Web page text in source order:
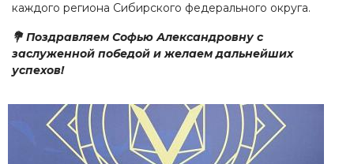
каждого региона Сибирского федерального округа.
💐 Поздравляем Софью Александровну с
заслуженной победой и желаем дальнейших
успехов!